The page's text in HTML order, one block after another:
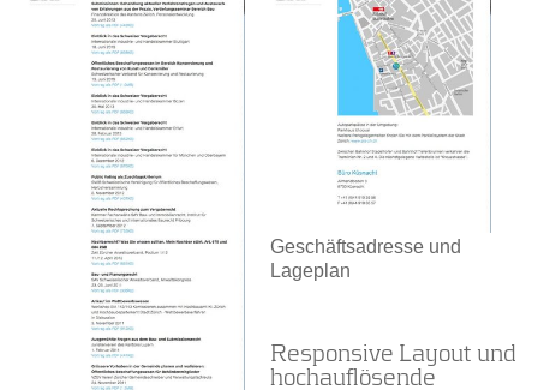
Geschäftsadresse und
Lageplan
Responsive Layout und
hochauflösende